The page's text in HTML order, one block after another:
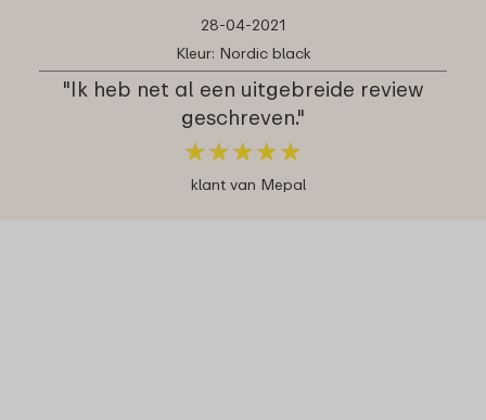
28-04-2021
Kleur: Nordic black
"Ik heb net al een uitgebreide review
geschreven."
★★★★★
★★★★★
klant van Mepal